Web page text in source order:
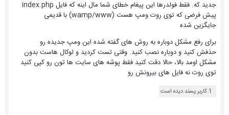
جدید که. فقط فولدرها این پیغام خطای شما مال اینه که فایل index.php
پیش فرضی که توی روت ومپ هست (wamp/www) با قدیمی
جایگزین شده
برای رفع مشکل دوباره به روش های گفته شده این ومپ جدیده رو
حذفش کنید و دوباره نصب کنید. وقتی تست کردید و لوکال هاست بدون
مشکل اومد بالا، حالا دقت کنید فقط پوشه های سایت ها تون رو کپی کنید
توی روت نه فایل های بیرونش رو
1 کاربر پسند دیده است